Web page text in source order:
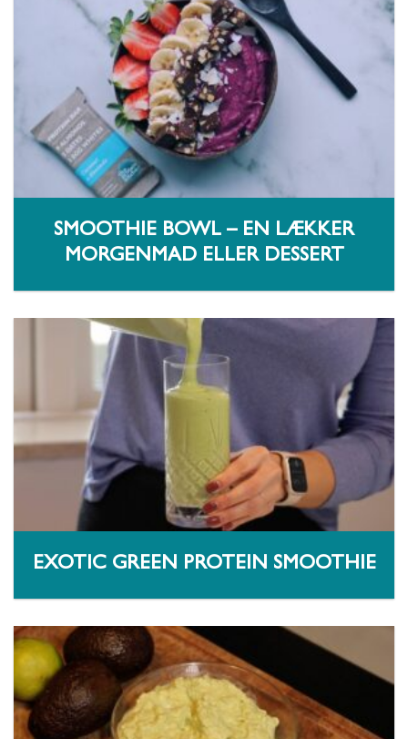
SMOOTHIE BOWL – EN LÆKKER
MORGENMAD ELLER DESSERT
EXOTIC GREEN PROTEIN SMOOTHIE